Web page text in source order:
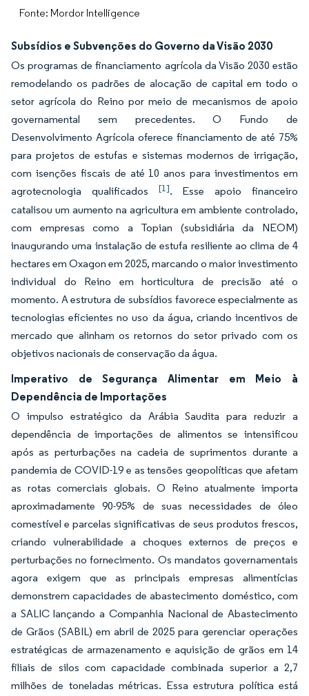
Fonte: Mordor Intelligence
Subsídios e Subvenções do Governo da Visão 2030
Os programas de financiamento agrícola da Visão 2030 estão
remodelando os padrões de alocação de capital em todo o
setor agrícola do Reino por meio de mecanismos de apoio
governamental sem precedentes. O Fundo de
Desenvolvimento Agrícola oferece financiamento de até 75%
para projetos de estufas e sistemas modernos de irrigação,
com isenções fiscais de até 10 anos para investimentos em
agrotecnologia qualificados [1]. Esse apoio financeiro
catalisou um aumento na agricultura em ambiente controlado,
com empresas como a Topian (subsidiária da NEOM)
inaugurando uma instalação de estufa resiliente ao clima de 4
hectares em Oxagon em 2025, marcando o maior investimento
individual do Reino em horticultura de precisão até o
momento. A estrutura de subsídios favorece especialmente as
tecnologias eficientes no uso da água, criando incentivos de
mercado que alinham os retornos do setor privado com os
objetivos nacionais de conservação da água.
Imperativo de Segurança Alimentar em Meio à
Dependência de Importações
O impulso estratégico da Arábia Saudita para reduzir a
dependência de importações de alimentos se intensificou
após as perturbações na cadeia de suprimentos durante a
pandemia de COVID-19 e as tensões geopolíticas que afetam
as rotas comerciais globais. O Reino atualmente importa
aproximadamente 90-95% de suas necessidades de óleo
comestível e parcelas significativas de seus produtos frescos,
criando vulnerabilidade a choques externos de preços e
perturbações no fornecimento. Os mandatos governamentais
agora exigem que as principais empresas alimentícias
demonstrem capacidades de abastecimento doméstico, com
a SALIC lançando a Companhia Nacional de Abastecimento
de Grãos (SABIL) em abril de 2025 para gerenciar operações
estratégicas de armazenamento e aquisição de grãos em 14
filiais de silos com capacidade combinada superior a 2,7
milhões de toneladas métricas. Essa estrutura política está